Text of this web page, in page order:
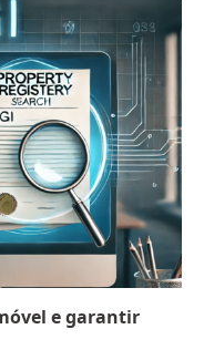
e garantir